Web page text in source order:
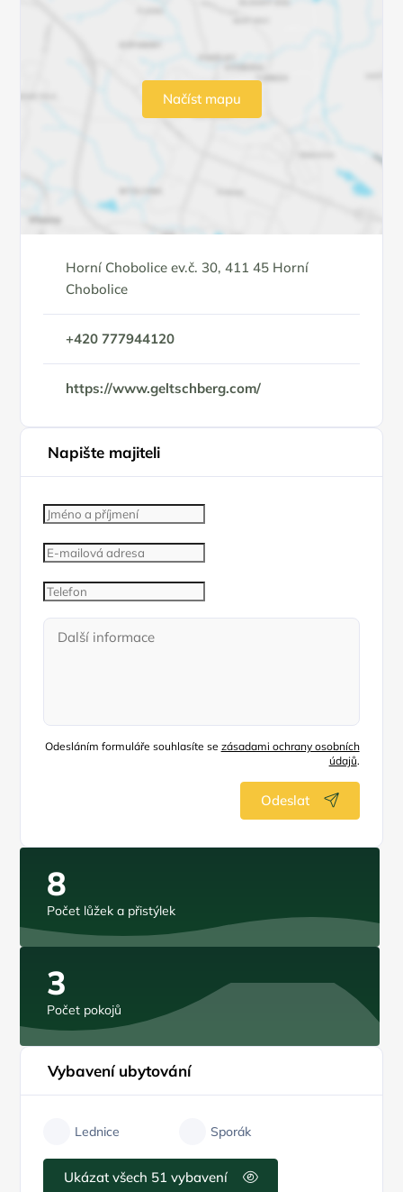
Načíst mapu
Horní Chobolice ev.č. 30, 411 45 Horní
Chobolice
+420 777944120
https://www.geltschberg.com/
Napište majiteli
Odesláním formuláře souhlasíte se zásadami ochrany osobních
údajů.
Odeslat
8
Počet lůžek a přistýlek
3
Počet pokojů
Vybavení ubytování
Lednice Sporák
Ukázat všech 51 vybavení